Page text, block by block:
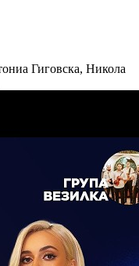
Гиговска, Никола